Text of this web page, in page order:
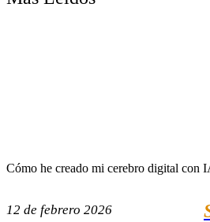
Cómo he creado mi cerebro digital con
12 de febrero 2026